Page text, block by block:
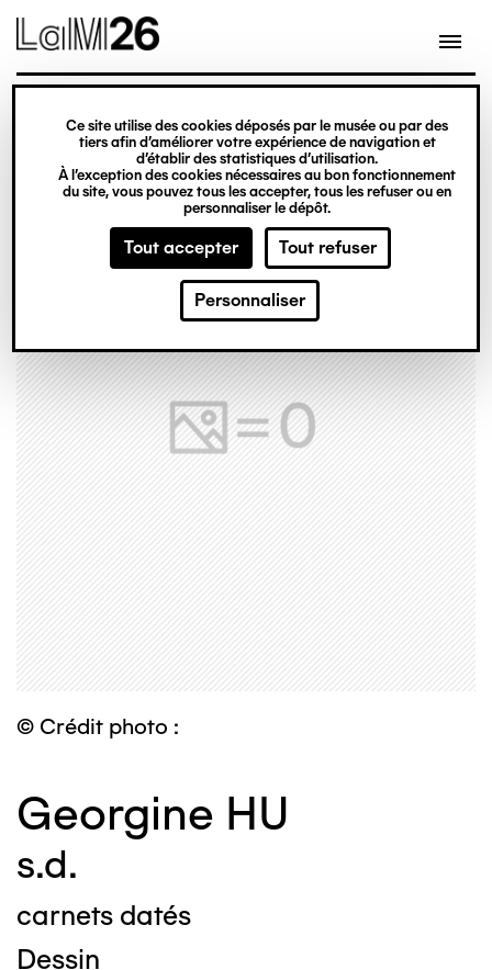
Gestion des cookies
Ce site utilise des cookies déposés par le musée ou par des
tiers afin d’améliorer votre expérience de navigation et
d’établir des statistiques d’utilisation.
À l’exception des cookies nécessaires au bon fonctionnement
du site, vous pouvez tous les accepter, tous les refuser ou en
personnaliser le dépôt.
Tout accepter Tout refuser
Personnaliser
contenu
© Crédit photo :
Georgine HU
s.d.
carnets datés
Dessin